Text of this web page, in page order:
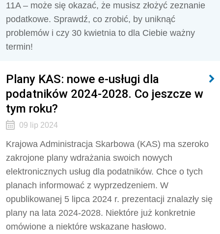
11A – może się okazać, że musisz złożyć zeznanie
podatkowe. Sprawdź, co zrobić, by uniknąć
problemów i czy 30 kwietnia to dla Ciebie ważny
termin!
Plany KAS: nowe e-usługi dla
podatników 2024-2028. Co jeszcze w
tym roku?
09 lip 2024
Krajowa Administracja Skarbowa (KAS) ma szeroko
zakrojone plany wdrażania swoich nowych
elektronicznych usług dla podatników. Chce o tych
planach informować z wyprzedzeniem. W
opublikowanej 5 lipca 2024 r. prezentacji znalazły się
plany na lata 2024-2028. Niektóre już konkretnie
omówione a niektóre wskazane hasłowo.